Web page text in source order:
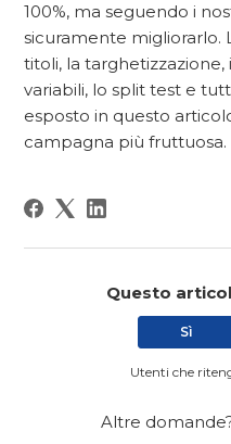
100%, ma seguendo i
sicuramente migliorarlo.
titoli, la
variabili, lo split test e
esposto in questo
campagna più fruttuosa.
Questo
Sì
Utenti che
Altre